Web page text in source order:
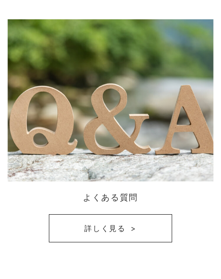
よくある質問
詳しく見る